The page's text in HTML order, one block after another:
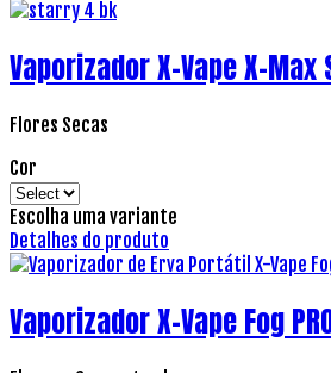
Vaporizador X-Vape X-Max
Flores Secas
Cor
Escolha uma variante
Detalhes do produto
Vaporizador X-Vape Fog